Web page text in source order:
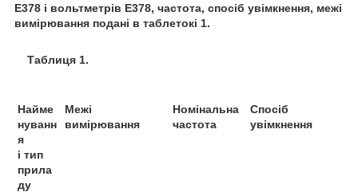
Е378 і вольтметрів Е378, частота, спосіб увімкнення, межі
вимірювання подані в таблетокі 1.
Таблиця 1.
Найме
нуванн
я
і тип
прила
ду
Межі
вимірювання
Номінальна
частота
Спосіб
увімкнення